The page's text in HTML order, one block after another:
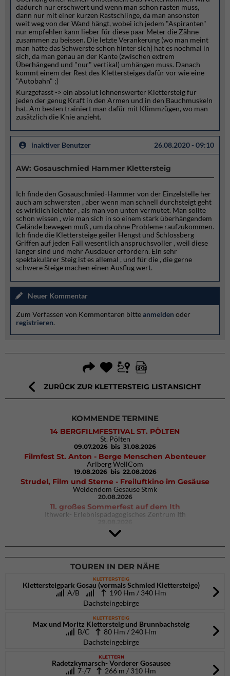
dadurch nur erschwert und wenn man schon rasten muss,
dann nur mit einer kurzen Rastschlinge, da man ansonsten
weit weg von der Wand hängt, wobei ich jedem "Aspiranten"
nur empfehlen kann lieber für diese paar Meter die Zähne
zusammen zu beissen. Die letzte Verankerung (wo man meint
man hätte das Schwerste schon hinter sich) hat es nochmal in
sich, da man genau an der Kante (zwischen extrem
Überhängend und "nur" vertikal) umhängen muss. Danach
kommt einem der Rest des Klettersteiges dafür vor wie eine
"Autobahn" ;)
Kurzgefasst -> ein absolut lohnenswerter Klettersteig für
jeden der genug Kraft in den Armen und in den Bauchmuskeln
hat. Am besten trainiert man dafür mit Klimmzügen, wo man
zusätzlich die Knie anzieht.
inaktiver Benutzer 26.08.2020 - 09:10
AW: Gosauschmied Hammer Klettersteig
Ich finde den Gosauschmied-Hammer von der Einzelstelle her
auch am schwersten , aber wenn man schnell durchsteigt geht
es wirklich leichter , als man von unten vermutet. Man sollte
schon wissen , wie man sich in so einem stark überhängendem
Gelände bewegen muß , um da ohne Probleme raufzukommen.
Ich finde die Klettersteige geiler Hengst und Schlossberg
Griffen auf jeden Fall wesentlich anspruchsvoller , weil diese
länger sind und mehr Ausdauer erfordern. Ein sehr
spektakulärer Steig ist es allemal , und für die , die gerne
schwere Steige machen einen Ausflug wert.
Neuer Kommentar
Zum Verfassen von Kommentaren bitteanmelden oder
registrieren.
ZURÜCK ZUR KLETTERSTEIG LISTANSICHT
KOMMENDE TERMINE
14 BERGFILMFESTIVAL ST. PÖLTEN
St. Pölten
09.07.2026 bis 31.08.2026
Filmfest St. Anton - Berge Menschen Abenteuer
Arlberg WellCom
19.08.2026 bis 22.08.2026
Strudel, Film und Sterne - Freiluftkino im Gesäuse
Weidendom Gesäuse Stmk
20.08.2026
11. großes Sommerfest auf dem Ith
Ithwerk- Erlebnispädagogisches Zentrum Ith
4Blocs KIDS 2026
DAV Kletter- & Boulderzentrum München Süd (Thalkirchen)
26.09.2026
TOUREN IN DER NÄHE
KLETTERSTEIG
Klettersteigpark Gosau (vormals Schmied Klettersteige)
A/B
190 Hm / 340 Hm
Dachsteingebirge
KLETTERSTEIG
Max und Moritz Klettersteig und Brunnbachsteig
B/C 80 Hm / 240 Hm
Dachsteingebirge
KLETTERN
Radetzkymarsch- Vorderer Gosausee
7-/7
266 m / 310 Hm